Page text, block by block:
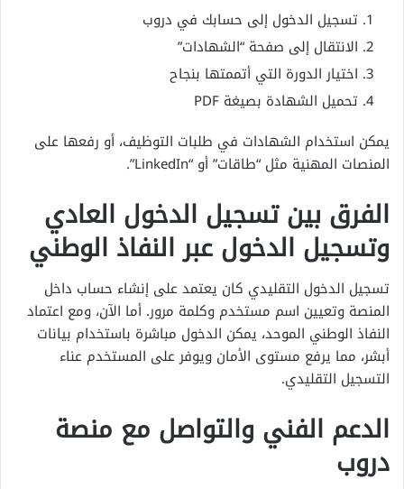
تسجيل الدخول إلى حسابك في دروب
الانتقال إلى صفحة “الشهادات”
اختيار الدورة التي أتممتها بنجاح
تحميل الشهادة بصيغة PDF
يمكن استخدام الشهادات في طلبات التوظيف، أو رفعها على
المنصات المهنية مثل “طاقات” أو “LinkedIn”.
الفرق بين تسجيل الدخول العادي
وتسجيل الدخول عبر النفاذ الوطني
تسجيل الدخول التقليدي كان يعتمد على إنشاء حساب داخل
المنصة وتعيين اسم مستخدم وكلمة مرور. أما الآن، ومع اعتماد
النفاذ الوطني الموحد، يمكن الدخول مباشرة باستخدام بيانات
أبشر، مما يرفع مستوى الأمان ويوفر على المستخدم عناء
التسجيل التقليدي.
الدعم الفني والتواصل مع منصة
دروب